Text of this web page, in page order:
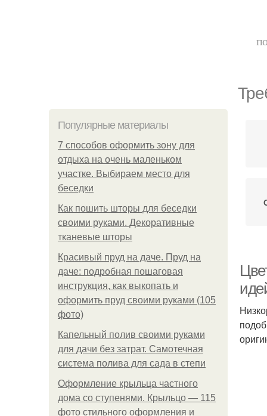
Популярные материалы
7 способов оформить зону для
отдыха на очень маленьком
участке. Выбираем место для
беседки
Как пошить шторы для беседки
своими руками. Декоративные
тканевые шторы
Красивый пруд на даче. Пруд на
даче: подробная пошаговая
инструкция, как выкопать и
оформить пруд своими руками (105
фото)
Капельный полив своими руками
для дачи без затрат. Самотечная
система полива для сада в степи
Оформление крыльца частного
дома со ступенями. Крыльцо — 115
фото стильного оформления и